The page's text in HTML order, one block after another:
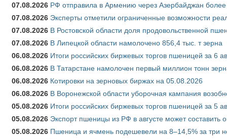
07.08.2026 РФ отправила в Армению через Азербайджан более
07.08.2026 Эксперты отметили ограниченные возможности
07.08.2026 В Ростовской области доля продовольственной
07.08.2026 В Липецкой области намолочено 856,4 тыс. т зерна
06.08.2026 Итоги российских биржевых торгов пшеницей за 6
06.08.2026 В Татарстане намолочен первый миллион тонн
06.08.2026 Котировки на зерновых биржах на 05.08.2026
06.08.2026 В Воронежской области уборочная кампания
05.08.2026 Итоги российских биржевых торгов пшеницей за 5
05.08.2026 Экспорт пшеницы из РФ в августе может составить
05.08.2026 Пшеница и ячмень подешевели на 8–14,5% за три